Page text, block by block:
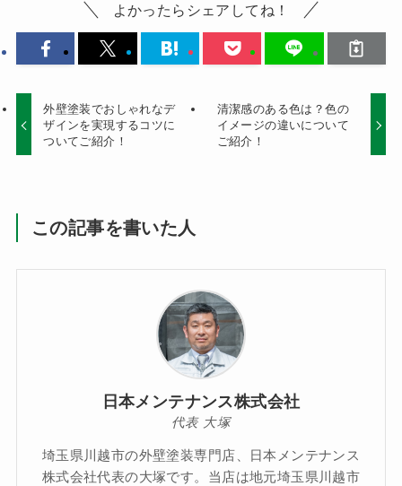
よかったらシェアしてね！
外壁塗装でおしゃれなデ
ザインを実現するコツに
ついてご紹介！
清潔感のある色は？色の
イメージの違いについて
ご紹介！
この記事を書いた人
日本メンテナンス株式会社
代表 大塚
埼玉県川越市の外壁塗装専門店、日本メンテナンス
株式会社代表の大塚です。当店は地元埼玉県川越市